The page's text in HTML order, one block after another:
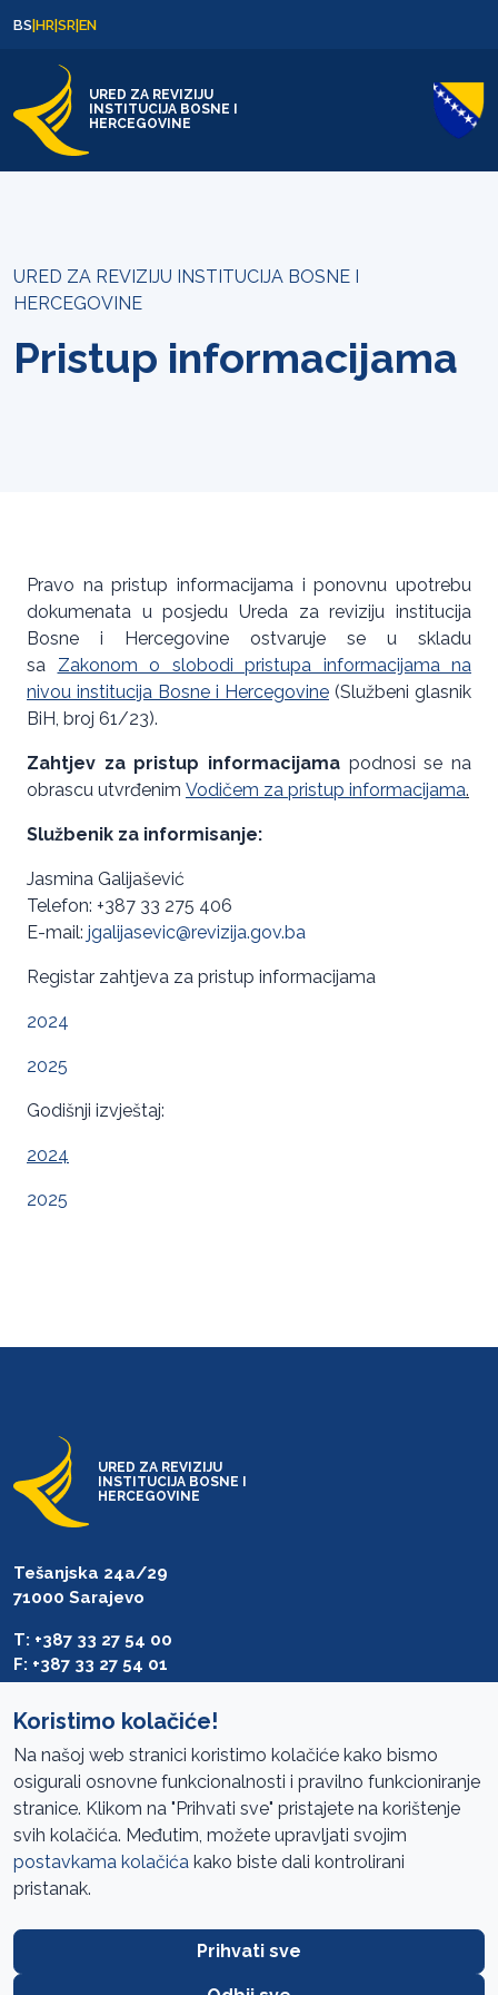
BS|HR|SR|EN
URED ZA REVIZIJU
INSTITUCIJA BOSNE I
HERCEGOVINE
URED ZA REVIZIJU INSTITUCIJA BOSNE I
HERCEGOVINE
Pristup informacijama
Pravo na pristup informacijama i ponovnu upotrebu
dokumenata u posjedu Ureda za reviziju institucija
Bosne i Hercegovine ostvaruje se u skladu
sa Zakonom o slobodi pristupa informacijama na
nivou institucija Bosne i Hercegovine (Službeni glasnik
BiH, broj 61/23).
Zahtjev za pristup informacijama podnosi se na
obrascu utvrđenim Vodičem za pristup informacijama.
Službenik za informisanje:
Jasmina Galijašević
Telefon: +387 33 275 406
E-mail: jgalijasevic@revizija.gov.ba
Registar zahtjeva za pristup informacijama
2024
2025
Godišnji izvještaj:
2024
2025
URED ZA REVIZIJU
INSTITUCIJA BOSNE I
HERCEGOVINE
Tešanjska 24a/29
71000 Sarajevo
T: +387 33 27 54 00
F: +387 33 27 54 01
Pristup informacijama
Mapa sajta
Oglasi
Koristimo kolačiće!
Na našoj web stranici koristimo kolačiće kako bismo
osigurali osnovne funkcionalnosti i pravilno funkcioniranje
stranice. Klikom na "Prihvati sve" pristajete na korištenje
svih kolačića. Međutim, možete upravljati svojim
postavkama kolačića kako biste dali kontrolirani
pristanak.
Prihvati sve